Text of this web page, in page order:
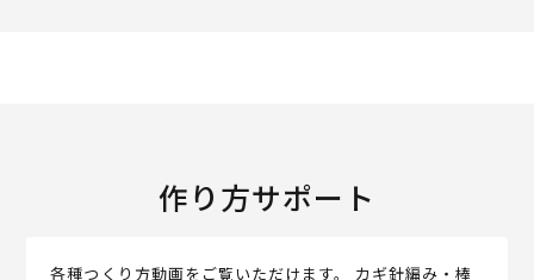
作り方サポート
各種つくり方動画をご覧いただけます。 カギ針編み・棒